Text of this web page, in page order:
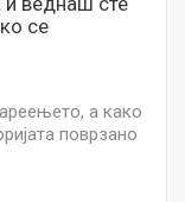
се
а како
поврзано